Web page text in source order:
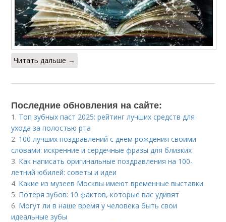
Читать дальше →
Последние обновления на сайте:
1. Топ зубных паст 2025: рейтинг лучших средств для
ухода за полостью рта
2. 100 лучших поздравлений с днем рождения своими
словами: искренние и сердечные фразы для близких
3. Как написать оригинальные поздравления на 100-
летний юбилей: советы и идеи
4. Какие из музеев Москвы имеют временные выставки
5. Потеря зубов: 10 фактов, которые вас удивят
6. Могут ли в наше время у человека быть свои
идеальные зубы